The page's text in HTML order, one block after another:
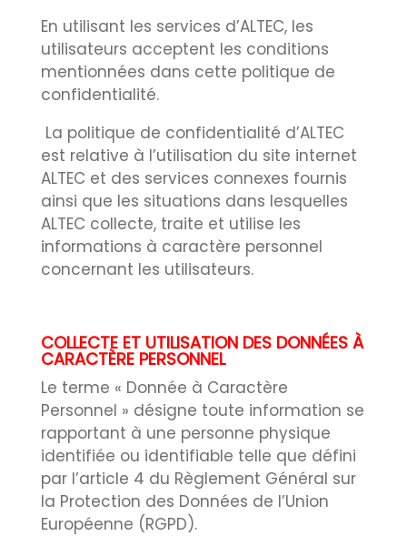
En utilisant les services d’ALTEC, les
utilisateurs acceptent les conditions
mentionnées dans cette politique de
confidentialité.
La politique de confidentialité d’ALTEC
est relative à l’utilisation du site internet
ALTEC et des services connexes fournis
ainsi que les situations dans lesquelles
ALTEC collecte, traite et utilise les
informations à caractère personnel
concernant les utilisateurs.
COLLECTE ET UTILISATION DES DONNÉES À
CARACTÈRE PERSONNEL
Le terme « Donnée à Caractère
Personnel » désigne toute information se
rapportant à une personne physique
identifiée ou identifiable telle que défini
par l’article 4 du Règlement Général sur
la Protection des Données de l’Union
Européenne (RGPD).